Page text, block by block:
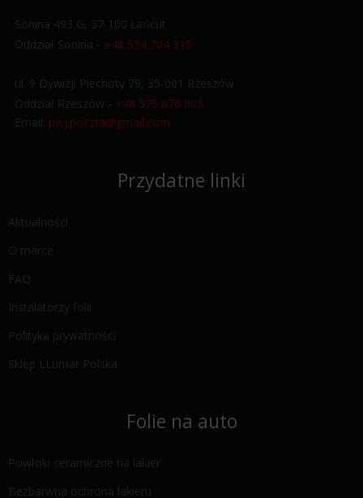
Sonina 493 G, 37-100 Łańcut
Oddział Sonina - +48 534 704 315
ul. 9 Dywizji Piechoty 79, 35-001 Rzeszów
Oddział Rzeszów - +48 575 676 005
Email: pwj.poczta@gmail.com
Przydatne linki
Aktualności
O marce
FAQ
Instalatorzy folii
Polityka prywatności
Sklep LLumar Polska
Folie na auto
Powłoki ceramiczne na lakier
Bezbarwna ochrona lakieru